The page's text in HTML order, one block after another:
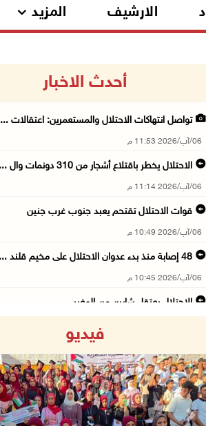
الارشيف المزيد
أحدث الاخبار
تواصل انتهاكات الاحتلال والمستعمرين: اعتقالات ...
06/آب/2026 11:53 م
الاحتلال يخطر باقتلاع أشجار من 310 دونمات وال ...
06/آب/2026 11:14 م
قوات الاحتلال تقتحم يعبد جنوب غرب جنين
06/آب/2026 10:49 م
48 إصابة منذ بدء عدوان الاحتلال على مخيم قلند ...
06/آب/2026 10:45 م
الاحتلال يعتقل شابين من المغير
06/آب/2026 10:01 م
رئيس بلدية الخليل يطلع وفدا أميركيا على تطورا ...
06/آب/2026 09:59 م
فيديو
Next